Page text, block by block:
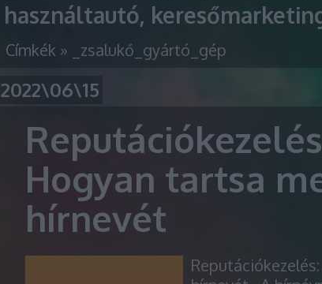
használtautó,
Címkék » _zsalukő_gyártó_gép
2022\06\15
Hogyan tartsa
hírnevét